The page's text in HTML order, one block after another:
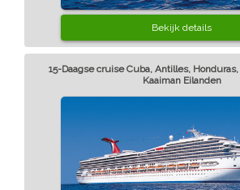
Bekijk details
15-Daagse cruise Cuba, Antilles,
Kaaiman Eilanden